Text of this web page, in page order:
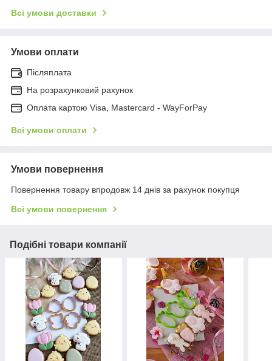
Всі умови доставки
Умови оплати
Післяплата
На розрахунковий рахунок
Оплата картою Visa, Mastercard - WayForPay
Всі умови оплати
Умови повернення
Повернення товару впродовж 14 днів за рахунок покупця
Всі умови повернення
Подібні товари компанії